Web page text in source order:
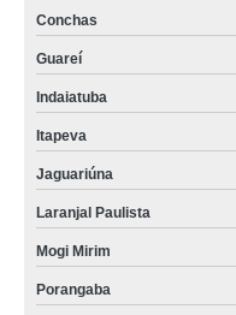
Conchas
Guareí
Indaiatuba
Itapeva
Jaguariúna
Laranjal Paulista
Mogi Mirim
Porangaba